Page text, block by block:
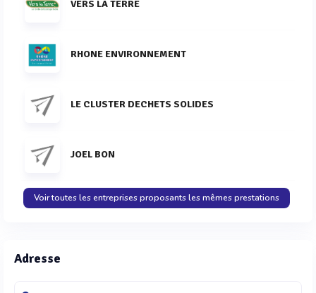
VERS LA TERRE
RHONE ENVIRONNEMENT
LE CLUSTER DECHETS SOLIDES
JOEL BON
Voir toutes les entreprises proposants les mêmes prestations
Adresse